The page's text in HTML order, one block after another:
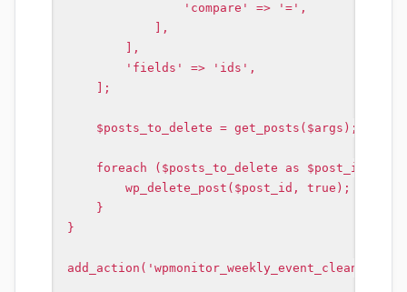
                'compare' => '=',
            ],
        ],
        'fields' => 'ids',
    ];
    $posts_to_delete = get_posts($args);
    foreach ($posts_to_delete as $post_id) {
        wp_delete_post($post_id, true);
    }
}
add_action('wpmonitor_weekly_event_cleanup',